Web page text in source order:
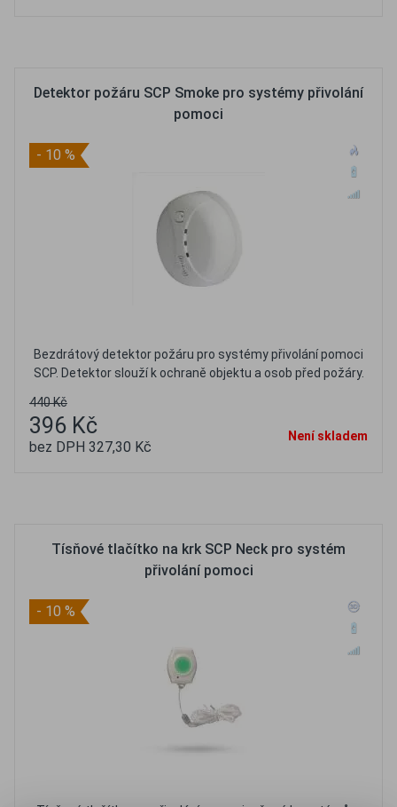
Detektor požáru SCP Smoke pro systémy přivolání
pomoci
- 10 %
Bezdrátový detektor požáru pro systémy přivolání pomoci
SCP. Detektor slouží k ochraně objektu a osob před požáry.
440 Kč
396 Kč
bez DPH 327,30 Kč
Není skladem
Tísňové tlačítko na krk SCP Neck pro systém
přivolání pomoci
- 10 %